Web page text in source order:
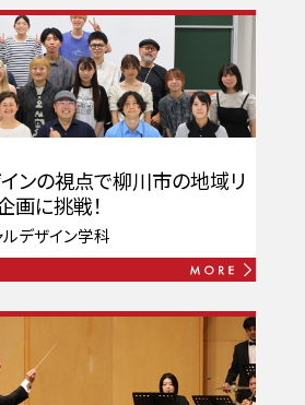
ンの視点で柳川市の地域リ
画に挑戦！
ルデザイン学科